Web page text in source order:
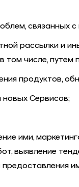
связанных
рассылки и
в том числе, путем
продуктов,
новых Сервисов;
ими,
выявление
предоставления